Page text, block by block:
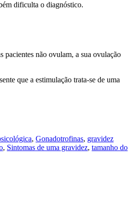
dificulta o diagnóstico.
pacientes não ovulam, a sua ovulação
que a estimulação trata-se de uma
, Gonadotrofinas, gravidez
, Sintomas de uma gravidez, tamanho do